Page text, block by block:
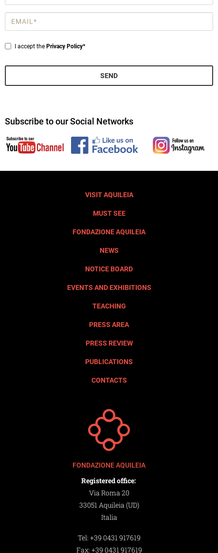
*
Email
*
PrivacyI accept the Privacy Policy*
SEND
Subscribe to our Social Networks
VISIT AQUILEIA
MUST SEE
FONDAZIONE AQUILEIA
NEWS
NOTICE BOARD
EVENTS AND EXHIBITIONS
TEACHING
PRESS AREA
PRESS REVIEW
PUBLICATIONS
CONTACTS
FONDAZIONE AQUILEIA
Registered office:
Via Roma 20
33051 Aquileia (UD)
Italia
Tel: +39 0431 917619
Fax: +39 0431 917619